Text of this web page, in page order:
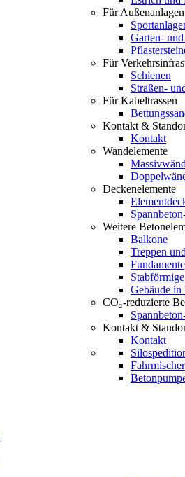
Für Außenanlagen
Garten-
Für
Schienen
Straßen-
Für Kabeltrassen
Kontakt &
Kontakt
Wandelemente
Deckenelemente
Weitere
Balkone
Treppen
Gebäude in
CO₂-reduzierte
Kontakt &
Kontakt
Fahrmischer